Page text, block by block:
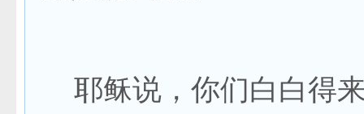
耶稣说，你们白白得